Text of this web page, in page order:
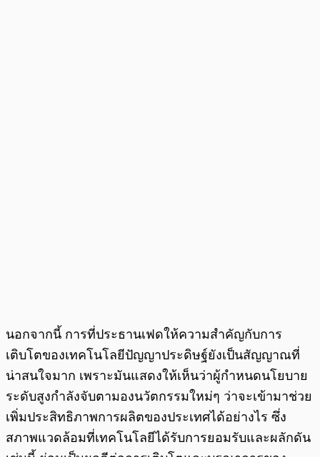
นอกจากนี้ การที่ประธานเฟดให้ความสำคัญกับการ
เติบโตของเทคโนโลยีปัญญาประดิษฐ์ยังเป็นสัญญาณที่
น่าสนใจมาก เพราะมันแสดงให้เห็นว่าผู้กำหนดนโยบาย
ระดับสูงกำลังจับตามองนวัตกรรมใหม่ๆ ว่าจะเข้ามาช่วย
เพิ่มประสิทธิภาพการผลิตของประเทศได้อย่างไร ซึ่ง
สภาพแวดล้อมที่เทคโนโลยีได้รับการยอมรับและผลักดัน